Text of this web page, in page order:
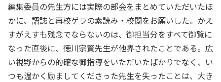
編集委員の先生方には実際の部会をまとめていただいたほ
かに、語誌と再校ゲラの素読み・校閲をお願いした。かえ
すがえすも残念でならないのは、御担当分をすべて御覧に
なった直後に、徳川宗賢先生が他界されたことである。広
い視野からの的確な御指導をいただいたばかりでなく、い
つも温かく励ましてくださった先生を失ったことは、大き